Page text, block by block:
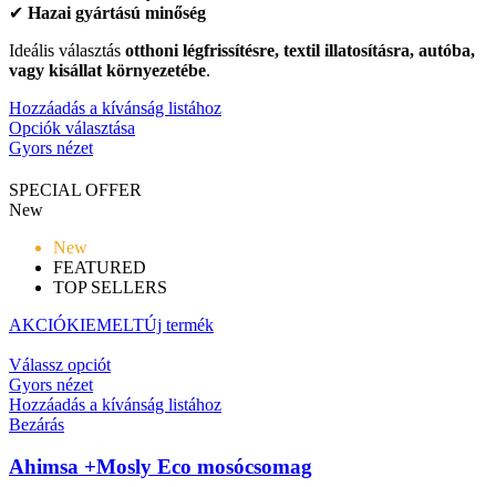
✔ Hazai gyártású minőség
Ideális választás otthoni légfrissítésre, textil illatosításra, autóba,
vagy kisállat környezetébe.
Hozzáadás a kívánság listához
Opciók választása
Gyors nézet
SPECIAL OFFER
New
New
FEATURED
TOP SELLERS
AKCIÓKIEMELTÚj termék
Válassz opciót
Gyors nézet
Hozzáadás a kívánság listához
Bezárás
Ahimsa +Mosly Eco mosócsomag